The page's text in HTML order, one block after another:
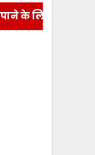
के लिए